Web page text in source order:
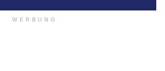
WERBUNG